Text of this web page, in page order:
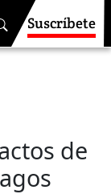
Suscríbete
de